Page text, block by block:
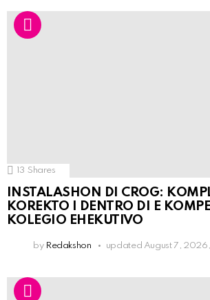
13 Shares
INSTALASHON DI CROG:
KOREKTO I DENTRO DI E
KOLEGIO EHEKUTIVO
by Redakshon updated August 7, 2026,